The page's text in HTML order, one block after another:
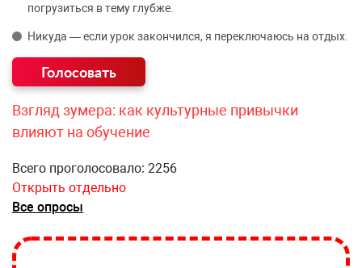
погрузиться в тему глубже.
Никуда — если урок закончился, я переключаюсь на отдых.
Взгляд зумера: как культурные привычки
влияют на обучение
Всего проголосовало: 2256
Открыть отдельно
Все опросы